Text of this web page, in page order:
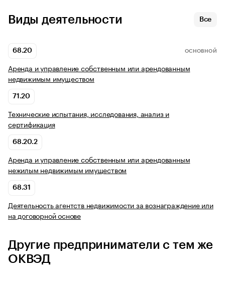
Виды деятельности Все
68.20 ОСНОВНОЙ
Аренда и управление собственным или арендованным
недвижимым имуществом
71.20
Технические испытания, исследования, анализ и
сертификация
68.20.2
Аренда и управление собственным или арендованным
нежилым недвижимым имуществом
68.31
Деятельность агентств недвижимости за вознаграждение или
на договорной основе
Другие предприниматели с тем же
ОКВЭД